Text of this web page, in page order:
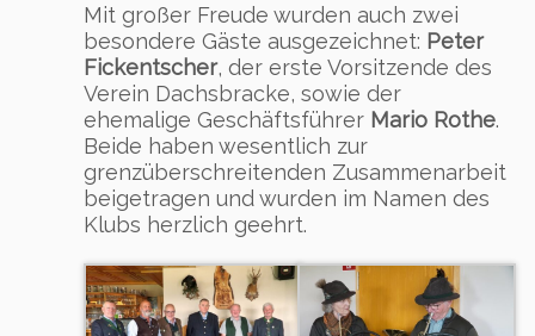
Mit großer Freude wurden auch zwei
besondere Gäste ausgezeichnet: Peter
Fickentscher, der erste Vorsitzende des
Verein Dachsbracke, sowie der
ehemalige Geschäftsführer Mario Rothe.
Beide haben wesentlich zur
grenzüberschreitenden Zusammenarbeit
beigetragen und wurden im Namen des
Klubs herzlich geehrt.